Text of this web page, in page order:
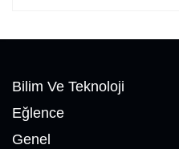
Bilim Ve Teknoloji
Eğlence
Genel